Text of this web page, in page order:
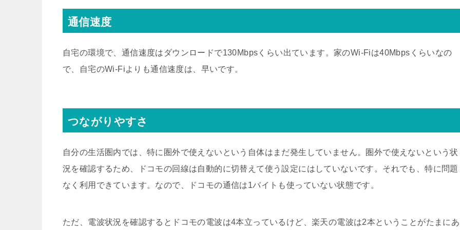
通信速度
自宅の環境で、通信速度はダウンロードで130Mbpsくらい出ています。家のWi-Fiは40Mbpsくらいなの
で、自宅のWi-Fiよりも通信速度は、早いです。
つながりやすさ
自分の生活圏内では、特に圏外で使えないという自体はまだ発生していません。圏外で使えないという状
況を確認するため、ドコモの回線は自動的に切替えて使う設定にはしていないです。それでも、特に問題
なく利用できています。なので、ドコモの通信は1バイトも使っていない状態です。
ただ、電波状況を確認するとドコモの電波は4本立っているけど、楽天の電波は2本ということがたまにあ